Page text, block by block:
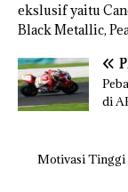
ekslusif yaitu
Black Metallic,
di
Motivasi Tinggi